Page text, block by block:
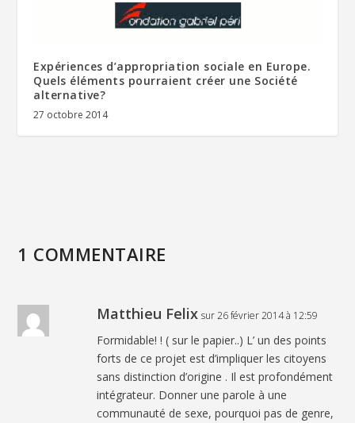
Expériences d’appropriation sociale en Europe.
Quels éléments pourraient créer une Société
alternative?
27 octobre 2014
1 COMMENTAIRE
Matthieu Felix sur 26 février 2014 à 12:59
Formidable! ! ( sur le papier..) L’ un des points
forts de ce projet est d’impliquer les citoyens
sans distinction d’origine . Il est profondément
intégrateur. Donner une parole à une
communauté de sexe, pourquoi pas de genre,